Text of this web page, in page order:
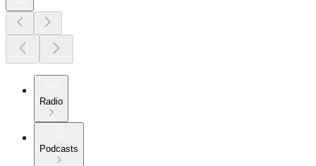
Radio
Podcasts